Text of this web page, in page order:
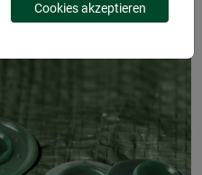
Cookies akzeptieren